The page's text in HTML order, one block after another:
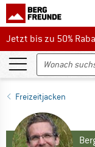
Jetzt bis zu 50%
Jetzt bis zu 50%
Freizeitjacken